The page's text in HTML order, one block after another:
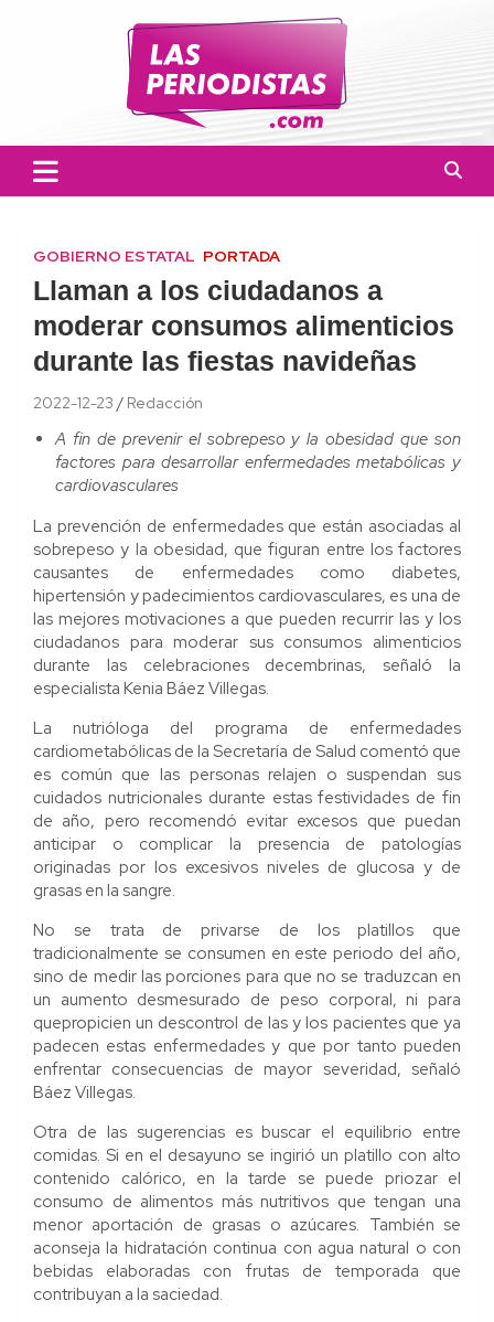
Las Periodistas
informado a la población.
GOBIERNO ESTATAL PORTADA
Llaman a los ciudadanos a
moderar consumos alimenticios
durante las fiestas navideñas
2022-12-23 Redacción
A fin de prevenir el sobrepeso y la obesidad que son
factores para desarrollar enfermedades metabólicas y
cardiovasculares
La prevención de enfermedades que están asociadas al
sobrepeso y la obesidad, que figuran entre los factores
causantes de enfermedades como diabetes,
hipertensión y padecimientos cardiovasculares, es una de
las mejores motivaciones a que pueden recurrir las y los
ciudadanos para moderar sus consumos alimenticios
durante las celebraciones decembrinas, señaló la
especialista Kenia Báez Villegas.
La nutrióloga del programa de enfermedades
cardiometabólicas de la Secretaría de Salud comentó que
es común que las personas relajen o suspendan sus
cuidados nutricionales durante estas festividades de fin
de año, pero recomendó evitar excesos que puedan
anticipar o complicar la presencia de patologías
originadas por los excesivos niveles de glucosa y de
grasas en la sangre.
No se trata de privarse de los platillos que
tradicionalmente se consumen en este periodo del año,
sino de medir las porciones para que no se traduzcan en
un aumento desmesurado de peso corporal, ni para
quepropicien un descontrol de las y los pacientes que ya
padecen estas enfermedades y que por tanto pueden
enfrentar consecuencias de mayor severidad, señaló
Báez Villegas.
Otra de las sugerencias es buscar el equilibrio entre
comidas. Si en el desayuno se ingirió un platillo con alto
contenido calórico, en la tarde se puede priozar el
consumo de alimentos más nutritivos que tengan una
menor aportación de grasas o azúcares. También se
aconseja la hidratación continua con agua natural o con
bebidas elaboradas con frutas de temporada que
contribuyan a la saciedad.